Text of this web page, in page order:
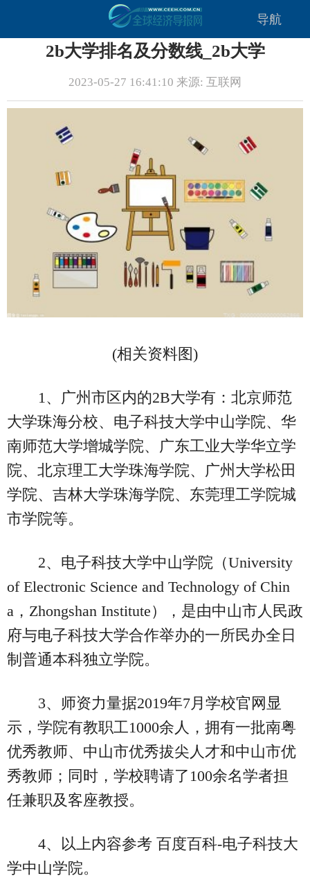
导航
2b大学排名及分数线_2b大学
2023-05-27 16:41:10 来源: 互联网
(相关资料图)
1、广州市区内的2B大学有：北京师范
大学珠海分校、电子科技大学中山学院、华
南师范大学增城学院、广东工业大学华立学
院、北京理工大学珠海学院、广州大学松田
学院、吉林大学珠海学院、东莞理工学院城
市学院等。
2、电子科技大学中山学院（University
of Electronic Science and Technology of Chin
a，Zhongshan Institute），是由中山市人民政
府与电子科技大学合作举办的一所民办全日
制普通本科独立学院。
3、师资力量据2019年7月学校官网显
示，学院有教职工1000余人，拥有一批南粤
优秀教师、中山市优秀拔尖人才和中山市优
秀教师；同时，学校聘请了100余名学者担
任兼职及客座教授。
4、以上内容参考 百度百科-电子科技大
学中山学院。